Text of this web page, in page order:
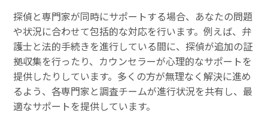
探偵と専門家が同時にサポートする場合、あなたの問題
や状況に合わせて包括的な対応を行います。例えば、弁
護士と法的手続きを進行している間に、探偵が追加の証
拠収集を行ったり、カウンセラーが心理的なサポートを
提供したりしています。多くの方が無理なく解決に進め
るよう、各専門家と調査チームが進行状況を共有し、最
適なサポートを提供しています。